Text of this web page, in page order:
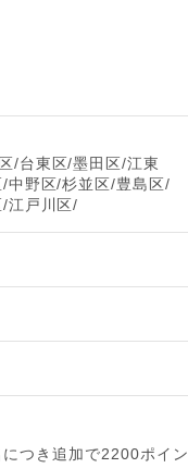
/台東区/墨田区/江東
中野区/杉並区/豊島区/
江戸川区/
つき追加で2200ポイン